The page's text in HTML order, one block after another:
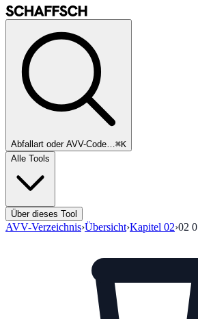
Abfallart oder AVV-Code…⌘K
Alle Tools
Über dieses Tool
AVV-Verzeichnis›Übersicht›Kapitel 02›02